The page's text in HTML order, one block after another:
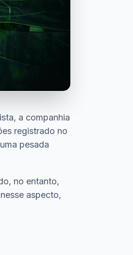
a companhia
registrado no
pesada
no entanto,
aspecto,